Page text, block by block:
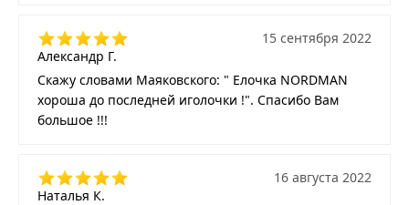
Александр Г.
15 сентября 2022
Скажу словами Маяковского: " Елочка NORDMAN
хороша до последней иголочки !". Спасибо Вам
большое !!!
Наталья К.
16 августа 2022